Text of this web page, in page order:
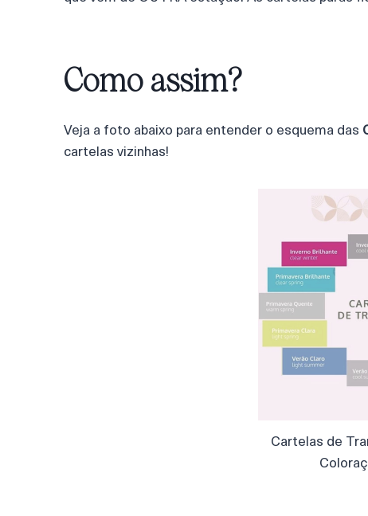
Como assim?
Veja a foto abaixo para entender o esquema das
cartelas vizinhas!
Cartelas de